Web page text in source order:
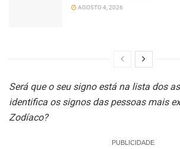
AGOSTO 4, 2026
Será que o seu signo está na lista dos
identifica os signos das pessoas mais
Zodíaco?
PUBLICIDADE